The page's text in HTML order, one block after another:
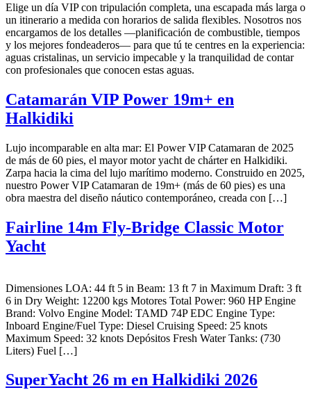
Elige un día VIP con tripulación completa, una escapada más larga o
un itinerario a medida con horarios de salida flexibles. Nosotros nos
encargamos de los detalles —planificación de combustible, tiempos
y los mejores fondeaderos— para que tú te centres en la experiencia:
aguas cristalinas, un servicio impecable y la tranquilidad de contar
con profesionales que conocen estas aguas.
Catamarán VIP Power 19m+ en
Halkidiki
Lujo incomparable en alta mar: El Power VIP Catamaran de 2025
de más de 60 pies, el mayor motor yacht de chárter en Halkidiki.
Zarpa hacia la cima del lujo marítimo moderno. Construido en 2025,
nuestro Power VIP Catamaran de 19m+ (más de 60 pies) es una
obra maestra del diseño náutico contemporáneo, creada con […]
Fairline 14m Fly-Bridge Classic Motor
Yacht
Dimensiones LOA: 44 ft 5 in Beam: 13 ft 7 in Maximum Draft: 3 ft
6 in Dry Weight: 12200 kgs Motores Total Power: 960 HP Engine
Brand: Volvo Engine Model: TAMD 74P EDC Engine Type:
Inboard Engine/Fuel Type: Diesel Cruising Speed: 25 knots
Maximum Speed: 32 knots Depósitos Fresh Water Tanks: (730
Liters) Fuel […]
SuperYacht 26 m en Halkidiki 2026